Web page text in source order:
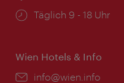
Öffnungszeiten:
Täglich 9 - 18 Uhr
Wien Hotels & Info
Email:
info@wien.info